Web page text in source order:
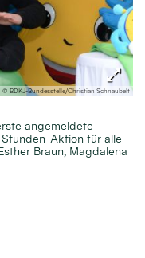
© BDKJ-Bundesstelle/Christian Schnaubelt
angemeldete
Aktion für alle
Braun, Magdalena